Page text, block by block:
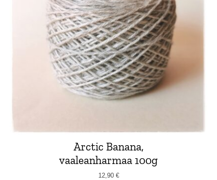
Arctic Banana,
vaaleanharmaa 100g
12,90 €